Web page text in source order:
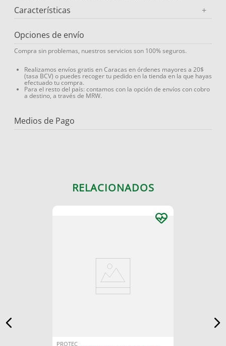
Características +
Opciones de envío
Compra sin problemas, nuestros servicios son 100% seguros.
Realizamos envíos gratis en Caracas en órdenes mayores a 20$
(tasa BCV) o puedes recoger tu pedido en la tienda en la que hayas
efectuado tu compra.
Para el resto del país: contamos con la opción de envíos con cobro
a destino, a través de MRW.
Medios de Pago
RELACIONADOS
PROTEC